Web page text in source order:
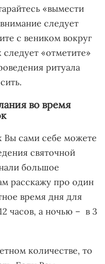
«вымести
следует
с веником вокруг
«отметите»
ритуала
во время
Вы сами себе можете
святочной
большое
расскажу про один
время дня для
часов, а ночью – в 3
количестве, то